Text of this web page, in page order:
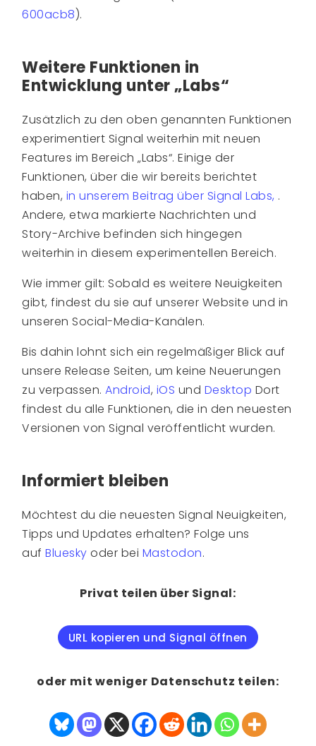
600acb8).
Weitere Funktionen in
Entwicklung unter „Labs“
Zusätzlich zu den oben genannten Funktionen
experimentiert Signal weiterhin mit neuen
Features im Bereich „Labs“. Einige der
Funktionen, über die wir bereits berichtet
haben, in unserem Beitrag über Signal Labs, .
Andere, etwa markierte Nachrichten und
Story-Archive befinden sich hingegen
weiterhin in diesem experimentellen Bereich.
Wie immer gilt: Sobald es weitere Neuigkeiten
gibt, findest du sie auf unserer Website und in
unseren Social-Media-Kanälen.
Bis dahin lohnt sich ein regelmäßiger Blick auf
unsere Release Seiten, um keine Neuerungen
zu verpassen.Android, iOS und Desktop Dort
findest du alle Funktionen, die in den neuesten
Versionen von Signal veröffentlicht wurden.
Informiert bleiben
Möchtest du die neuesten Signal Neuigkeiten,
Tipps und Updates erhalten? Folge uns
aufBluesky oder bei Mastodon.
Privat teilen über Signal:
URL kopieren und Signal öffnen
oder mit weniger Datenschutz teilen: